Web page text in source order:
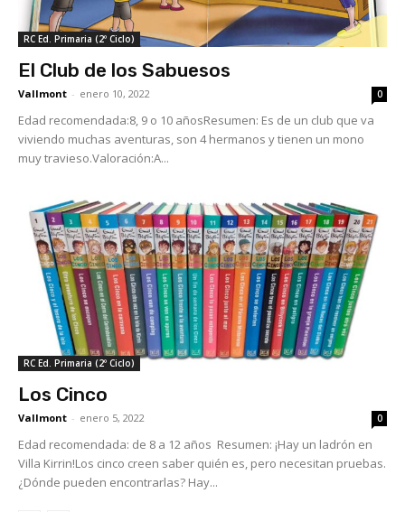
RC Ed. Primaria (2º Ciclo)
El Club de los Sabuesos
Vallmont - enero 10, 2022 0
Edad recomendada:8, 9 o 10 añosResumen: Es de un club que va
viviendo muchas aventuras, son 4 hermanos y tienen un mono
muy travieso.Valoración:A...
RC Ed. Primaria (2º Ciclo)
Los Cinco
Vallmont - enero 5, 2022 0
Edad recomendada: de 8 a 12 años Resumen: ¡Hay un ladrón en
Villa Kirrin!Los cinco creen saber quién es, pero necesitan pruebas.
¿Dónde pueden encontrarlas? Hay...